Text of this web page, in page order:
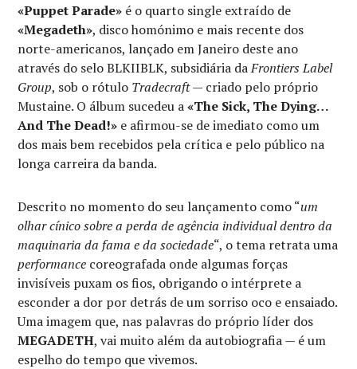
«Puppet Parade» é o quarto single extraído de
«Megadeth», disco homónimo e mais recente dos
norte-americanos, lançado em Janeiro deste ano
através do selo BLKIIBLK, subsidiária daFrontiers Label
Group, sob o rótulo Tradecraft— criado pelo próprio
Mustaine. O álbum sucedeu a«The Sick, The Dying…
And The Dead!» e afirmou-se de imediato como um
dos mais bem recebidos pela crítica e pelo público na
longa carreira da banda.
Descrito no momento do seu lançamento como “um
olhar cínico sobre a perda de agência individual dentro da
maquinaria da fama e da sociedade“, o tema retrata uma
performance coreografada onde algumas forças
invisíveis puxam os fios, obrigando o intérprete a
esconder a dor por detrás de um sorriso oco e ensaiado.
Uma imagem que, nas palavras do próprio líder dos
MEGADETH, vai muito além da autobiografia — é um
espelho do tempo que vivemos.